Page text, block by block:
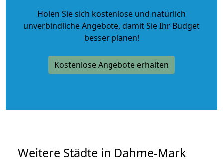
Holen Sie sich kostenlose und natürlich
unverbindliche Angebote, damit Sie Ihr Budget
besser planen!
Kostenlose Angebote erhalten
Weitere Städte in Dahme-Mark